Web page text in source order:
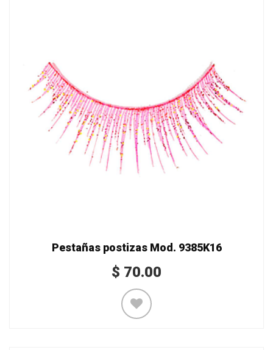
Pestañas postizas Mod. 9385K16
$ 70.00